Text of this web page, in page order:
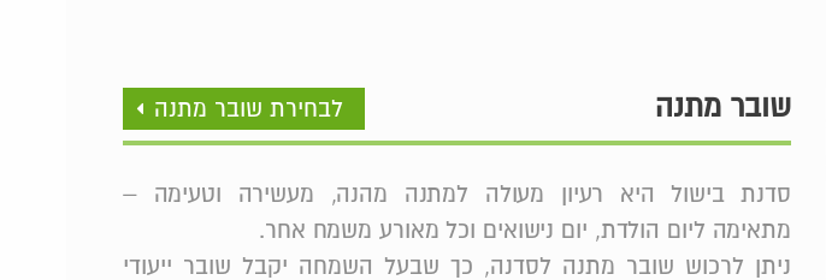
שובר מתנה לבחירת שובר מתנה
סדנת בישול היא רעיון מעולה למתנה מהנה, מעשירה וטעימה –
מתאימה ליום הולדת, יום נישואים וכל מאורע משמח אחר.
ניתן לרכוש שובר מתנה לסדנה, כך שבעל השמחה יקבל שובר ייעודי